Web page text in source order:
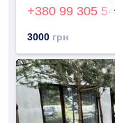
+380 99 305 54
3000 грн